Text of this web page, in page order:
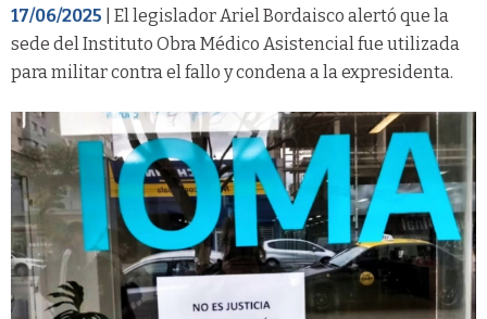
17/06/2025 | El legislador Ariel Bordaisco alertó que la
sede del Instituto Obra Médico Asistencial fue utilizada
para militar contra el fallo y condena a la expresidenta.